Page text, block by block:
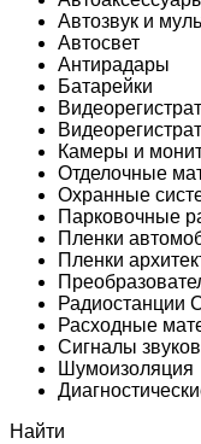
Автозвук и
Автосвет
Антирадары
Батарейки
Камеры и
Отделочные
Охранные
Парковочные
Пленки
Пленки
Радиостанции
Расходные
Сигналы
Шумоизоляция
Найти